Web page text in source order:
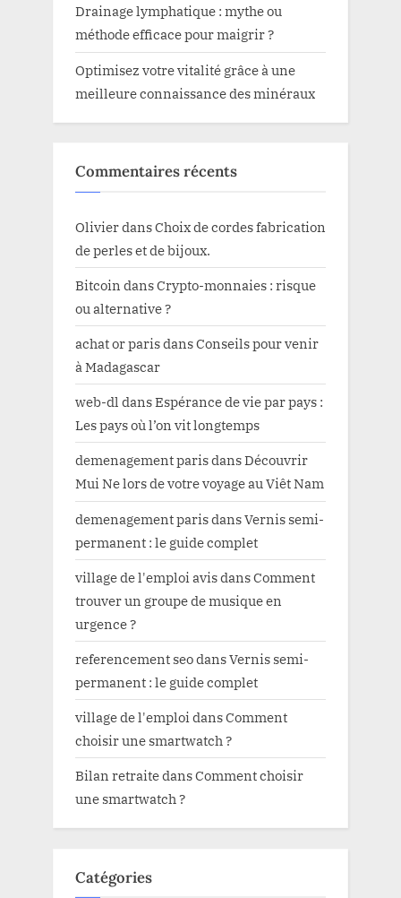
Drainage lymphatique : mythe ou
méthode efficace pour maigrir ?
Optimisez votre vitalité grâce à une
meilleure connaissance des minéraux
Commentaires récents
OlivierdansChoix de cordes fabrication
de perles et de bijoux.
Bitcoin dansCrypto-monnaies : risque
ou alternative ?
achat or parisdansConseils pour venir
à Madagascar
web-dl dansEspérance de vie par pays :
Les pays où l’on vit longtemps
demenagement parisdansDécouvrir
Mui Ne lors de votre voyage au Viêt Nam
demenagement parisdansVernis semi-
permanent : le guide complet
village de l'emploi avisdansComment
trouver un groupe de musique en
urgence ?
referencement seodansVernis semi-
permanent : le guide complet
village de l'emploi dansComment
choisir une smartwatch ?
Bilan retraitedansComment choisir
une smartwatch ?
Catégories